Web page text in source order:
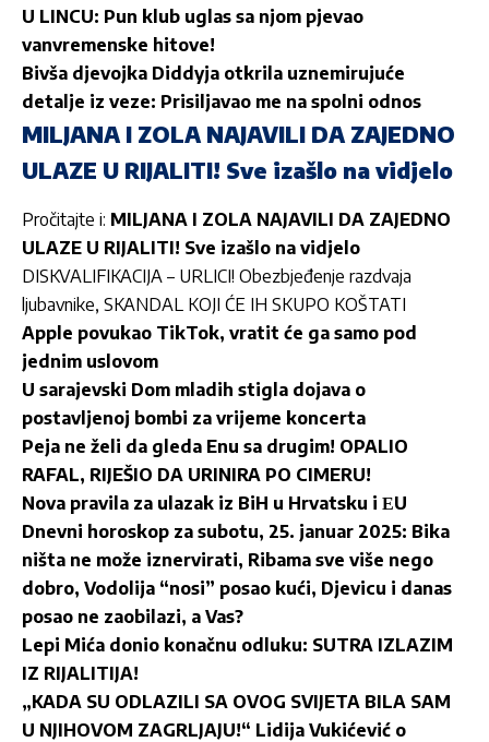
U LINCU: Pun klub uglas sa njom pjevao
vanvremenske hitove!
Bivša djevojka Diddyja otkrila uznemirujuće
detalje iz veze: Prisiljavao me na spolni odnos
MILJANA I ZOLA NAJAVILI DA ZAJEDNO
ULAZE U RIJALITI! Sve izašlo na vidjelo
Pročitajte i: MILJANA I ZOLA NAJAVILI DA ZAJEDNO
ULAZE U RIJALITI! Sve izašlo na vidjelo
DISKVALIFIKACIJA – URLICI! Obezbjeđenje razdvaja
ljubavnike, SKANDAL KOJI ĆE IH SKUPO KOŠTATI
Apple povukao TikTok, vratit će ga samo pod
jednim uslovom
U sarajevski Dom mladih stigla dojava o
postavljenoj bombi za vrijeme koncerta
Peja ne želi da gleda Enu sa drugim! OPALIO
RAFAL, RIJEŠIO DA URINIRA PO CIMERU!
Nova pravila za ulazak iz BiH u Hrvatsku i ЕU
Dnevni horoskop za subotu, 25. januar 2025: Bika
ništa ne može iznervirati, Ribama sve više nego
dobro, Vodolija “nosi” posao kući, Djevicu i danas
posao ne zaobilazi, a Vas?
Lepi Mića donio konačnu odluku: SUTRA IZLAZIM
IZ RIJALITIJA!
„KADA SU ODLAZILI SA OVOG SVIJETA BILA SAM
U NJIHOVOM ZAGRLJAJU!“ Lidija Vukićević o